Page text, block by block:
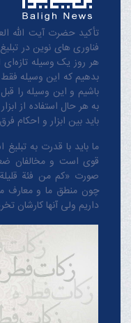
تأکید حضرت آیت الله
فناوری های نوین در
هر روز یک وسیله تازه‌ای
بدهیم که این وسیله فقط
باشیم و این وسیله را قبل
به هر حال استفاده از
باید بین ابزار و احکام
ما باید با قدرت به
قوی است و مخالفان
صورت «کم من فئة قلیلة
چون منطق‌ ما و
داریم ولی آنها کارشان